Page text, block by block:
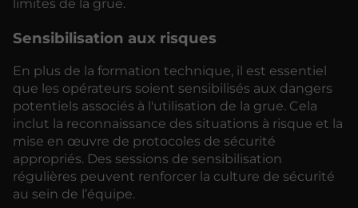
limites de la grue.
Sensibilisation aux risques
En plus de la formation technique, il est essentiel
que les opérateurs soient sensibilisés aux dangers
potentiels associés à l'utilisation de la grue. Cela
inclut la reconnaissance des situations à risque et la
mise en œuvre de protocoles de sécurité
appropriés. Des sessions de sensibilisation
régulières peuvent renforcer la culture de sécurité
au sein de l’équipe.